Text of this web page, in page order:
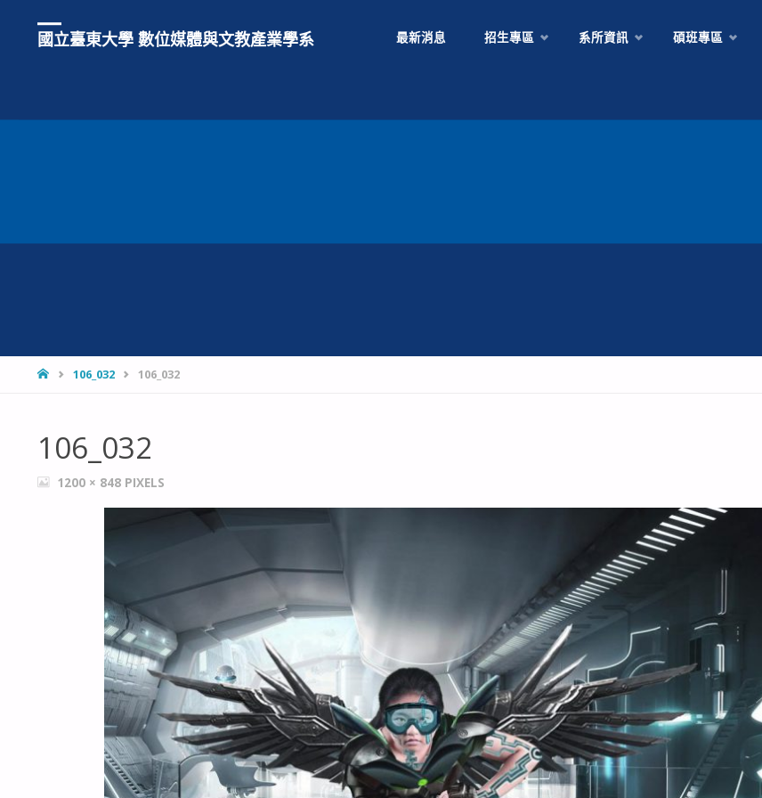
國立臺東大學 數位媒體與文教產業學系 最新消息 招生專區 系所資訊 碩班專區
HOME106_032 106_032
106_032
FULL1200 × 848 PIXELS